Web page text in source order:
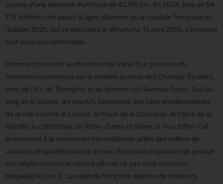
course d’une distance mythique de 42,195 km. En 2024, plus de 54
175 athlètes ont passé la ligne d’arrivée de la capitale française et
l’édition 2025, qui se déroulera le dimanche 13 avril 2025, s’annonce
tout aussi exceptionnelle.
Comment parvenir au Marathon de Paris ? Le parcours du
marathon commence sur la célèbre avenue des Champs-Élysées,
près de l’Arc de Triomphe, et se termine sur l’Avenue Foch. Tout au
long de la course, les sportifs traversent des sites emblématiques
de la ville comme le Louvre, la Place de la Concorde, la Place de la
Bastille, la cathédrale de Notre-Dame et même la Tour Eiffel ! Cet
évènement à la renommée internationale attire des milliers de
visiteurs et sportifs chaque année. Il est donc important de prévoir
vos déplacements en amont afin de ne pas vous retrouver
bloqué(e) le jour J. La capitale française dispose de plusieurs